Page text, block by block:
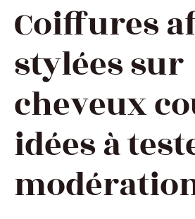
Coiffures
stylées sur
cheveux
idées à